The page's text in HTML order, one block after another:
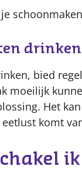
drinken
bied
moeilijk
Het
komt